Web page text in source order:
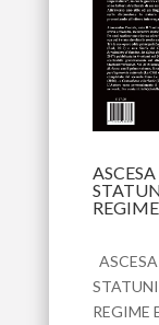
REGIME